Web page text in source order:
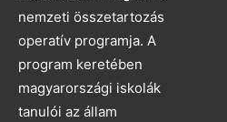
nemzeti összetartozás
operatív programja. A
program keretében
magyarországi iskolák
tanulói az állam